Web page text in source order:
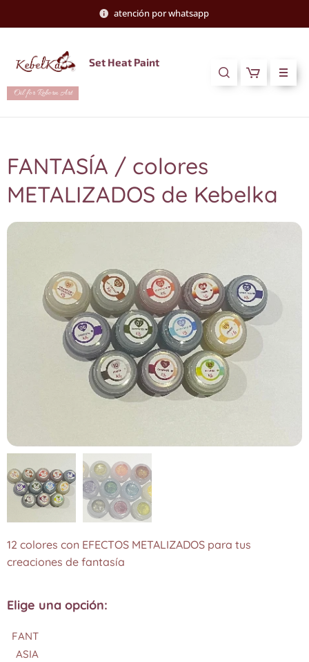
atención por whatsapp
Set Heat Paint
Oil for Reborn Art
FANTASÍA / colores
METALIZADOS de Kebelka
12 colores con EFECTOS METALIZADOS para tus
creaciones de fantasía
Elige una opción:
FANT
ASIA